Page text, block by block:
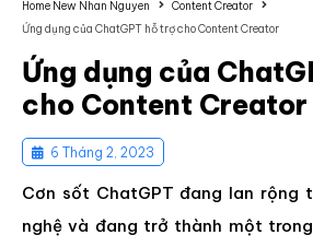
Home New Nhan Nguyen
Content Creator
Ứng dụng của ChatGPT hỗ trợ cho Content Creator
Ứng dụng của
cho Content Creator
6 Tháng 2, 2023
Cơn sốt ChatGPT đang lan rộng
nghệ và đang trở thành một